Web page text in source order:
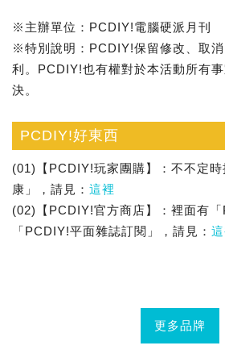
※主辦單位：PCDIY!電腦硬派月刊
※特別說明：PCDIY!保留修改、取
利。PCDIY!也有權對於本活動所有
決。
PCDIY!好東西
(01)【PCDIY!玩家團購】：不不定
康」，請見： 這裡
(02)【PCDIY!官方商店】：裡面有「
「PCDIY!平面雜誌訂閱」，請見：
更多品牌